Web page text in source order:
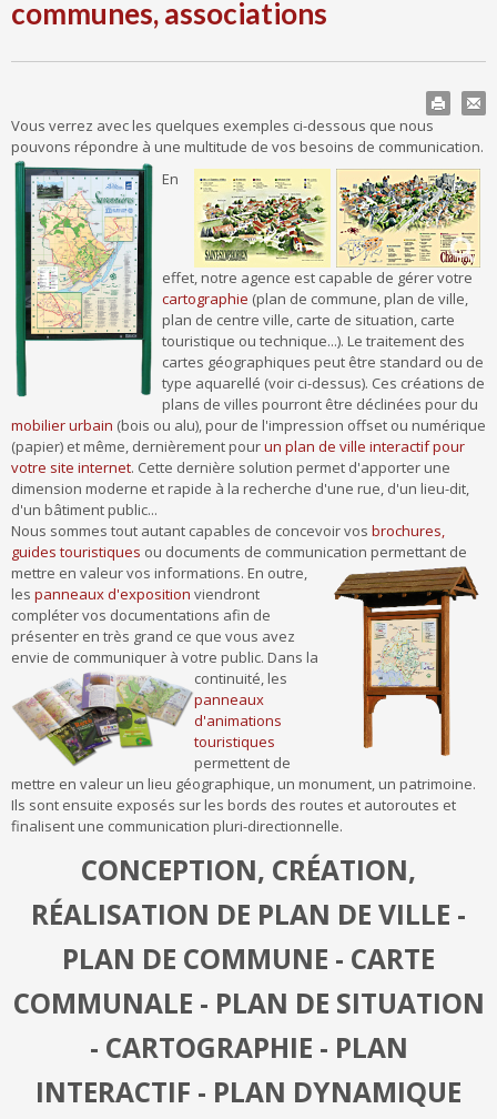
communes, associations
Vous verrez avec les quelques exemples ci-dessous que nous
pouvons répondre à une multitude de vos besoins de communication.
En
effet, notre agence est capable de gérer votre
cartographie (plan de commune, plan de ville,
plan de centre ville, carte de situation, carte
touristique ou technique...). Le traitement des
cartes géographiques peut être standard ou de
type aquarellé (voir ci-dessus). Ces créations de
plans de villes pourront être déclinées pour du
mobilier urbain (bois ou alu), pour de l'impression offset ou numérique
(papier) et même, dernièrement pourun plan de ville interactif pour
votre site internet. Cette dernière solution permet d'apporter une
dimension moderne et rapide à la recherche d'une rue, d'un lieu-dit,
d'un bâtiment public...
Nous sommes tout autant capables de concevoir vos brochures,
guides touristiques ou documents de communication permettant de
mettre en valeur vos informations. En outre,
les panneaux d'exposition viendront
compléter vos documentations afin de
présenter en très grand ce que vous avez
envie de communiquer à votre public. Dans la
continuité, les
panneaux
d'animations
touristiques
permettent de
mettre en valeur un lieu géographique, un monument, un patrimoine.
Ils sont ensuite exposés sur les bords des routes et autoroutes et
finalisent une communication pluri-directionnelle.
CONCEPTION, CRÉATION,
RÉALISATION DE PLAN DE VILLE -
PLAN DE COMMUNE - CARTE
COMMUNALE - PLAN DE SITUATION
- CARTOGRAPHIE - PLAN
INTERACTIF - PLAN DYNAMIQUE